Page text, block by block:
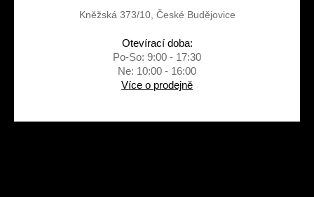
Kněžská 373/10, České Budějovice
Otevírací doba:
Po-So: 9:00 - 17:30
Ne: 10:00 - 16:00
Více o prodejně